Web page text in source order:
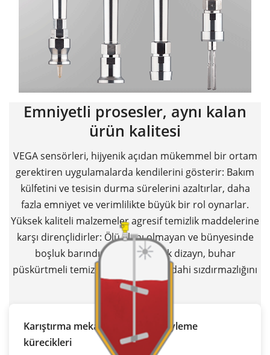
Emniyetli prosesler, aynı kalan
ürün kalitesi
VEGA sensörleri, hijyenik açıdan mükemmel bir ortam
gerektiren uygulamalarda kendilerini gösterir: Bakım
külfetini ve tesisin durma sürelerini azaltırlar, daha
fazla emniyet ve verimlilikte büyük bir rol oynarlar.
Yüksek kaliteli malzemeler agresif temizlik maddelerine
karşı dirençlidirler: Ölü alanı olmayan ve bünyesinde
boşluk barındırmayan hijyenik dizayn, buhar
püskürtmeli temizlik sistemlerinde dahi sızdırmazlığını
korur.
Karıştırma mekanizması ve spreyleme
kürecikleri